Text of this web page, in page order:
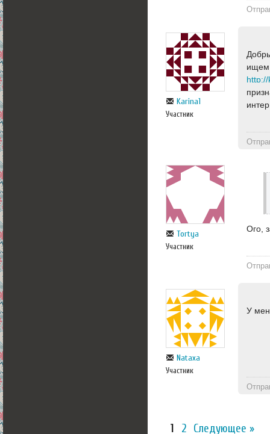
Karina1
Участник
ищем
Tortya
Участник
Ого,
Nataxa
Участник
У
1 2 Следующее »